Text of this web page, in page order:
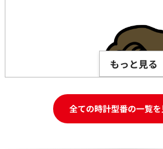
もっと見る
全ての時計型番の一覧を